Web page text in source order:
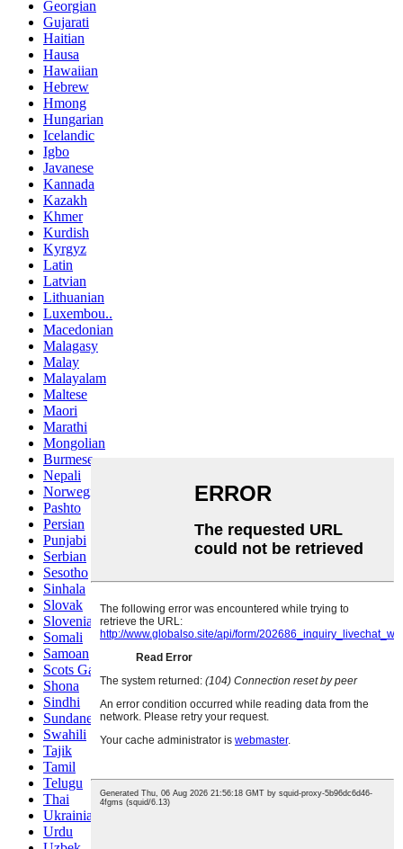
Georgian
Gujarati
Haitian
Hausa
Hawaiian
Hebrew
Hmong
Hungarian
Icelandic
Igbo
Javanese
Kannada
Kazakh
Khmer
Kurdish
Kyrgyz
Latin
Latvian
Lithuanian
Luxembou..
Macedonian
Malagasy
Malay
Malayalam
Maltese
Maori
Marathi
Mongolian
Burmese
Nepali
Norwegian
Pashto
Persian
Punjabi
Serbian
Sesotho
Sinhala
Slovak
Slovenian
Somali
Samoan
Scots Gaelic
Shona
Sindhi
Sundanese
Swahili
Tajik
Tamil
Telugu
Thai
Ukrainian
Urdu